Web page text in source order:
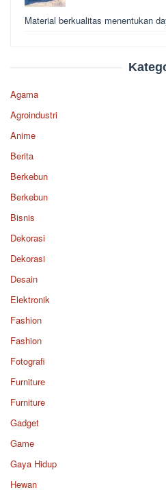
Material berkualitas menentukan
Agama
Agroindustri
Anime
Berita
Berkebun
Berkebun
Bisnis
Dekorasi
Dekorasi
Desain
Elektronik
Fashion
Fashion
Fotografi
Furniture
Furniture
Gadget
Game
Gaya Hidup
Hewan